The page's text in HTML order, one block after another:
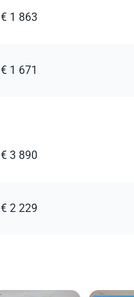
€ 1 863
€ 1 671
€ 3 890
€ 2 229